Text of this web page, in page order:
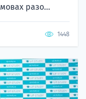
разо...
1448